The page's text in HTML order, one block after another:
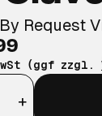
Request
(ggf zzgl.
+